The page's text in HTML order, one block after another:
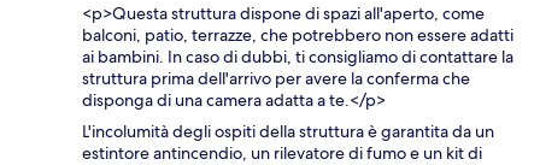
<p>Questa struttura dispone di spazi all'aperto, come
balconi, patio, terrazze, che potrebbero non essere adatti
ai bambini. In caso di dubbi, ti consigliamo di contattare la
struttura prima dell'arrivo per avere la conferma che
disponga di una camera adatta a te.</p>
L'incolumità degli ospiti della struttura è garantita da un
estintore antincendio, un rilevatore di fumo e un kit di